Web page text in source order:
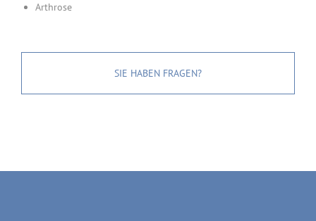
Arthrose
SIE HABEN FRAGEN?